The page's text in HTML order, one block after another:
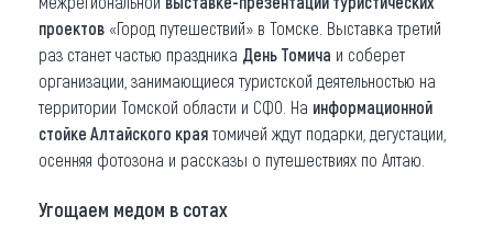
проектов «Город путешествий» в Томске. Выставка третий
раз станет частью праздника День Томича и соберет
организации, занимающиеся туристской деятельностью на
территории Томской области и СФО. На информационной
стойке Алтайского края томичей ждут подарки, дегустации,
осенняя фотозона и рассказы о путешествиях по Алтаю.
Угощаем медом в сотах